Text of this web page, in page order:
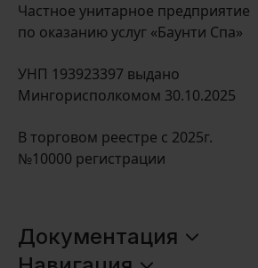
Частное унитарное предприятие
по оказанию услуг «Баунти Спа»
УНП 193923397 выдано
Мингорисполкомом 30.10.2025
В торговом реестре с 2025г.
№10000 регистрации
Документация
Оплата и доставка